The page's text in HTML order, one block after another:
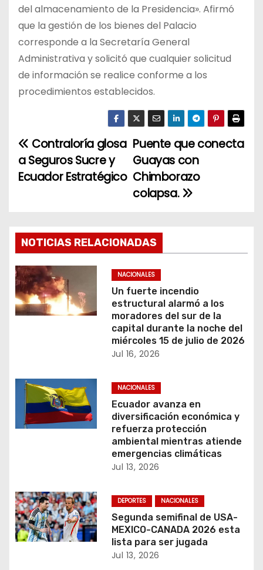
del almacenamiento de la Presidencia». Afirmó
que la gestión de los bienes del Palacio
corresponde a la Secretaría General
Administrativa y solicitó que cualquier solicitud
de información se realice conforme a los
procedimientos establecidos.
N
a
g
a
c
i
d
e
t
r
a
Puente que conecta
Guayas con
Chimborazo
colapsa.
Contraloría glosa
a Seguros Sucre y
Ecuador Estratégico
NOTICIAS RELACIONADAS
NACIONALES
Un fuerte incendio
estructural alarmó a los
moradores del sur de la
capital durante la noche del
miércoles 15 de julio de 2026
Jul 16, 2026
NACIONALES
Ecuador avanza en
diversificación económica y
refuerza protección
ambiental mientras atiende
emergencias climáticas
Jul 13, 2026
DEPORTES NACIONALES
Segunda semifinal de USA-
MEXICO-CANADA 2026 esta
lista para ser jugada
Jul 13, 2026